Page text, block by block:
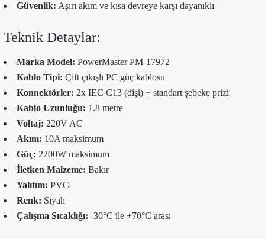
Güvenlik: Aşırı akım ve kısa devreye karşı dayanıklı
Teknik Detaylar:
Marka Model: PowerMaster PM-17972
Kablo Tipi: Çift çıkışlı PC güç kablosu
Konnektörler: 2x IEC C13 (dişi) + standart şebeke prizi
Kablo Uzunluğu: 1.8 metre
Voltaj: 220V AC
Akım: 10A maksimum
Güç: 2200W maksimum
İletken Malzeme: Bakır
Yalıtım: PVC
Renk: Siyah
Çalışma Sıcaklığı: -30°C ile +70°C arası